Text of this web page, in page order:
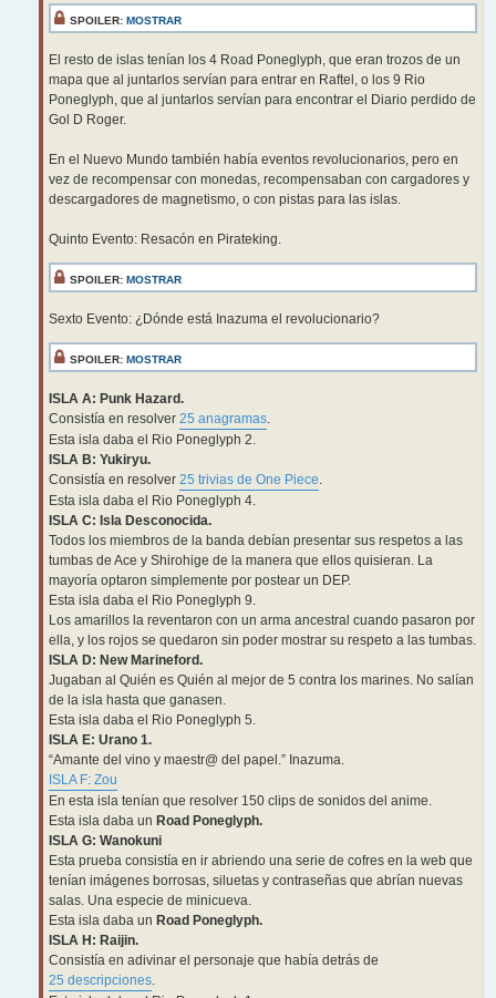
SPOILER: MOSTRAR
El resto de islas tenían los 4 Road Poneglyph, que eran trozos de un
mapa que al juntarlos servían para entrar en Raftel, o los 9 Rio
Poneglyph, que al juntarlos servían para encontrar el Diario perdido de
Gol D Roger.
En el Nuevo Mundo también había eventos revolucionarios, pero en
vez de recompensar con monedas, recompensaban con cargadores y
descargadores de magnetismo, o con pistas para las islas.
Quinto Evento: Resacón en Pirateking.
SPOILER: MOSTRAR
Sexto Evento: ¿Dónde está Inazuma el revolucionario?
SPOILER: MOSTRAR
ISLA A: Punk Hazard.
Consistía en resolver 25 anagramas.
Esta isla daba el Rio Poneglyph 2.
ISLA B: Yukiryu.
Consistía en resolver 25 trivias de One Piece.
Esta isla daba el Rio Poneglyph 4.
ISLA C: Isla Desconocida.
Todos los miembros de la banda debían presentar sus respetos a las
tumbas de Ace y Shirohige de la manera que ellos quisieran. La
mayoría optaron simplemente por postear un DEP.
Esta isla daba el Rio Poneglyph 9.
Los amarillos la reventaron con un arma ancestral cuando pasaron por
ella, y los rojos se quedaron sin poder mostrar su respeto a las tumbas.
ISLA D: New Marineford.
Jugaban al Quién es Quién al mejor de 5 contra los marines. No salían
de la isla hasta que ganasen.
Esta isla daba el Rio Poneglyph 5.
ISLA E: Urano 1.
“Amante del vino y maestr@ del papel.” Inazuma.
ISLA F: Zou
En esta isla tenían que resolver 150 clips de sonidos del anime.
Esta isla daba un Road Poneglyph.
ISLA G: Wanokuni
Esta prueba consistía en ir abriendo una serie de cofres en la web que
tenían imágenes borrosas, siluetas y contraseñas que abrían nuevas
salas. Una especie de minicueva.
Esta isla daba un Road Poneglyph.
ISLA H: Raijin.
Consistía en adivinar el personaje que había detrás de
25 descripciones.